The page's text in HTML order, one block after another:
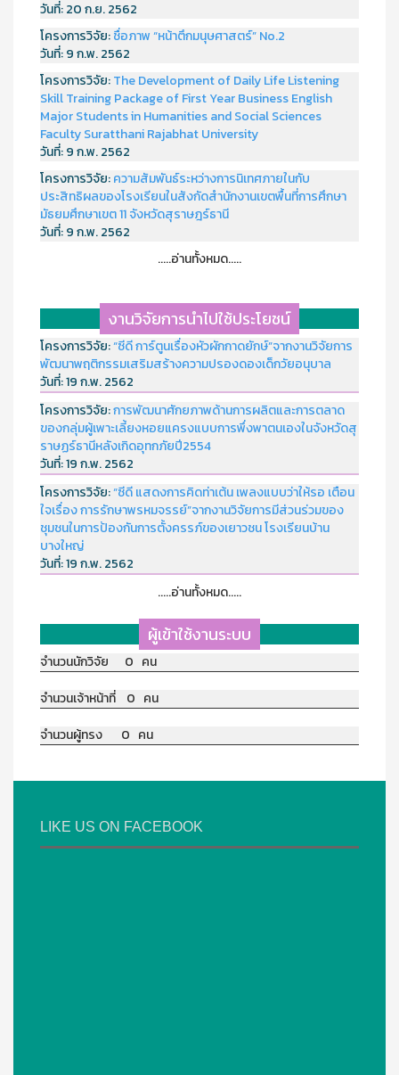
วันที่:20 ก.ย. 2562
โครงการวิจัย:ชื่อภาพ “หน้าตึกมนุษศาสตร์” No.2
วันที่:9 ก.พ. 2562
โครงการวิจัย:The Development of Daily Life Listening
Skill Training Package of First Year Business English
Major Students in Humanities and Social Sciences
Faculty Suratthani Rajabhat University
วันที่:9 ก.พ. 2562
โครงการวิจัย:ความสัมพันธ์ระหว่างการนิเทศภายในกับ
ประสิทธิผลของโรงเรียนในสังกัดสำนักงานเขตพื้นที่การศึกษา
มัธยมศึกษาเขต 11 จังหวัดสุราษฎร์ธานี
วันที่:9 ก.พ. 2562
.....อ่านทั้งหมด.....
งานวิจัยการนำไปใช้ประโยชน์
โครงการวิจัย:“ซีดี การ์ตูนเรื่องหัวผักกาดยักษ์”จากงานวิจัยการ
พัฒนาพฤติกรรมเสริมสร้างความปรองดองเด็กวัยอนุบาล
วันที่:19 ก.พ. 2562
โครงการวิจัย:การพัฒนาศักยภาพด้านการผลิตและการตลาด
ของกลุ่มผู้เพาะเลี้ยงหอยแครงแบบการพึ่งพาตนเองในจังหวัดสุ
ราษฏร์ธานีหลังเกิดอุทกภัยปี2554
วันที่:19 ก.พ. 2562
โครงการวิจัย:“ซีดี แสดงการคิดท่าเต้น เพลงแบบว่าให้รอ เตือน
ใจเรื่อง การรักษาพรหมจรรย์”จากงานวิจัยการมีส่วนร่วมของ
ชุมชนในการป้องกันการตั้งครรภ์ของเยาวชน โรงเรียนบ้าน
บางใหญ่
วันที่:19 ก.พ. 2562
.....อ่านทั้งหมด.....
ผู้เข้าใช้งานระบบ
จำนวนนักวิจัย 0 คน
จำนวนเจ้าหน้าที่ 0 คน
จำนวนผู้ทรง 0 คน
LIKE US ON FACEBOOK